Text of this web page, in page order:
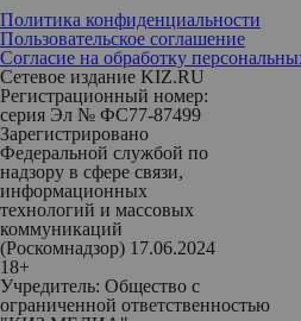
Политика конфиденциальности
Пользовательское соглашение
Согласие на обработку
Сетевое издание KIZ.RU
Регистрационный номер:
серия Эл № ФС77-87499
Зарегистрировано
Федеральной службой по
надзору в сфере связи,
информационных
технологий и массовых
коммуникаций
(Роскомнадзор) 17.06.2024
18+
Учредитель: Общество с
ограниченной ответственностью